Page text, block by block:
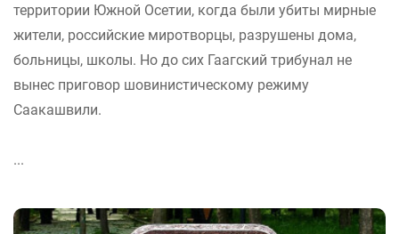
территории Южной Осетии, когда были убиты мирные
жители, российские миротворцы, разрушены дома,
больницы, школы. Но до сих Гаагский трибунал не
вынес приговор шовинистическому режиму
Саакашвили.
...